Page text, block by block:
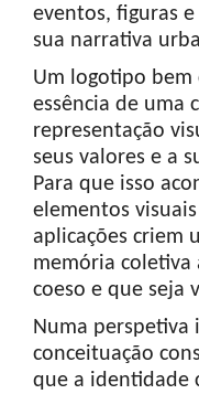
eventos, figuras
sua narrativa
Um logotipo bem
essência de uma
representação
seus valores e a
Para que isso
elementos
aplicações criem
memória coletiva
coeso e que seja
Numa
conceituação
que a identidade